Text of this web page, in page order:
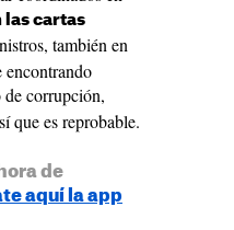
las cartas
también en
encontrando
corrupción,
que es reprobable.
de
aquí la app